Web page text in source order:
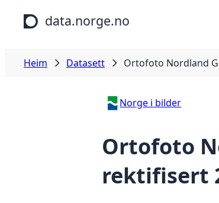
Hopp til hovudinnhald
data.norge.no
Heim Datasett Ortofoto Nordland
Norge i bilder
Ortofoto
rektifisert